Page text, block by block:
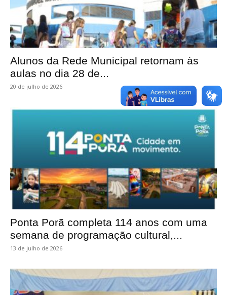
Alunos da Rede Municipal retornam às
aulas no dia 28 de...
20 de julho de 2026
Ponta Porã completa 114 anos com uma
semana de programação cultural,...
13 de julho de 2026